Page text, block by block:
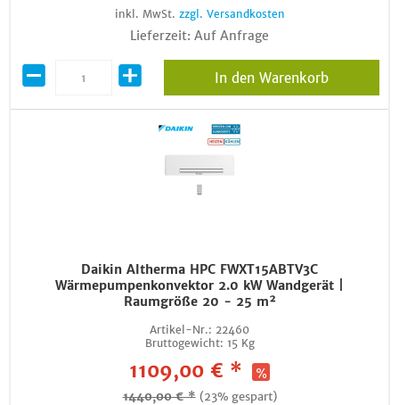
inkl. MwSt. zzgl. Versandkosten
Lieferzeit: Auf Anfrage
In den Warenkorb
Daikin Altherma HPC FWXT15ABTV3C
Wärmepumpenkonvektor 2.0 kW Wandgerät |
Raumgröße 20 - 25 m²
Artikel-Nr.: 22460
Bruttogewicht: 15 Kg
1109,00 € *
1440,00 € * (23% gespart)